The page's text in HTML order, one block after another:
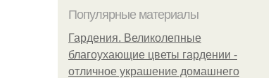
Популярные материалы
Гардения. Великолепные
благоухающие цветы гардении -
отличное украшение домашнего